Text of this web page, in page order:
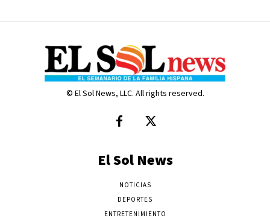
© El Sol News, LLC. All rights reserved.
El Sol News
NOTICIAS
DEPORTES
ENTRETENIMIENTO